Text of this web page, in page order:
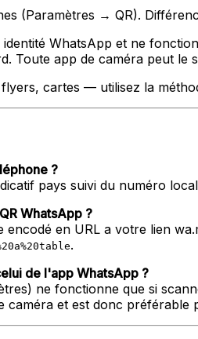
(Paramètres → QR).
WhatsApp et ne
Toute app de caméra peut
cartes — utilisez la
?
pays suivi du numéro
WhatsApp ?
encodé en URL a votre lien
.
de l'app WhatsApp ?
ne fonctionne que si
et est donc préférable